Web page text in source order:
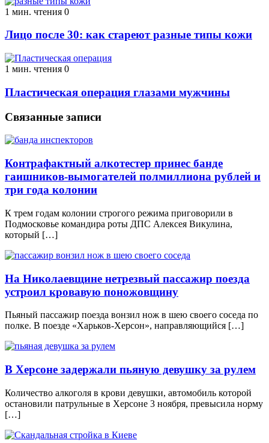
1 мин. чтения 0
Лицо после 30: как стареют разные типы кожи
1 мин. чтения 0
Пластическая операция глазами мужчины
Связанные записи
Контрафактный алкотестер принес банде
гаишников-вымогателей полмиллиона рублей и
три года колонии
К трем годам колонии строгого режима приговорили в
Подмосковье командира роты ДПС Алексея Викулина,
который […]
На Николаевщине нетрезвый пассажир поезда
устроил кровавую поножовщину
Пьяный пассажир поезда вонзил нож в шею своего соседа по
полке. В поезде «Харьков-Херсон», направляющийся […]
В Херсоне задержали пьяную девушку за рулем
Количество алкоголя в крови девушки, автомобиль которой
остановили патрульные в Херсоне 3 ноября, превысила норму
[…]